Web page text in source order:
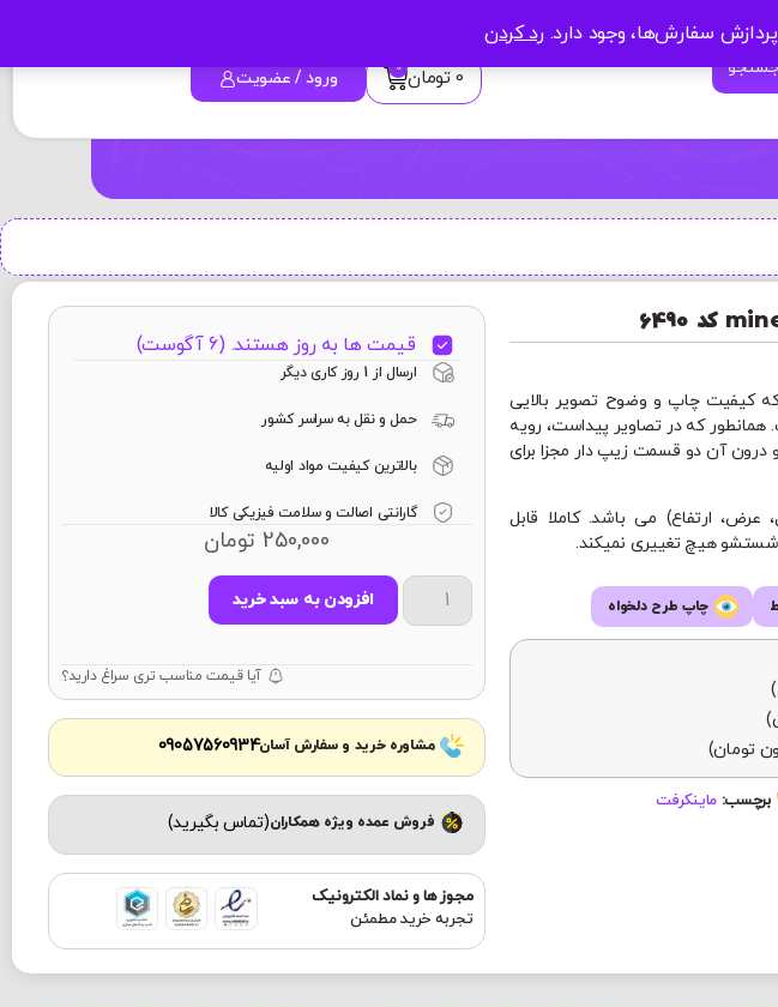
سفارش‌ها، وجود دارد. رد کردن
0 تومان 0 ورود / عضویت
کیفیت چاپ و وضوح تصویر بالایی
که در تصاویر پیداست، رویه
آن دو قسمت زیپ دار مجزا برای
سانتی متر (طول، عرض، ارتفاع) می باشد. کاملا قابل
هیچ تغییری نمیکند.
چاپ طرح دلخواه
تومان)
برچسب: ماینکرفت
قیمت ها به روز هستند. (6 آگوست)
ارسال از 1 روز کاری دیگر
حمل و نقل به سراسر کشور
بالاترین کیفیت مواد اولیه
گارانتی اصالت و سلامت فیزیکی کالا
250,000 تومان
افزودن به سبد خرید
آیا قیمت مناسب تری سراغ دارید؟
مشاوره خرید و سفارش آسان09057560934
فروش عمده ویژه همکاران(تماس بگیرید)
مجوز ها و نماد الکترونیک
تجربه خرید مطمئن